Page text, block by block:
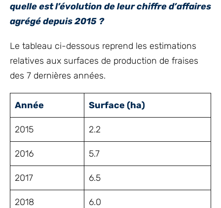
quelle est l’évolution de leur chiffre d’affaires
agrégé depuis 2015 ?
Le tableau ci-dessous reprend les estimations
relatives aux surfaces de production de fraises
des 7 dernières années.
Année Surface (ha)
2015 2.2
2016 5.7
2017 6.5
2018 6.0